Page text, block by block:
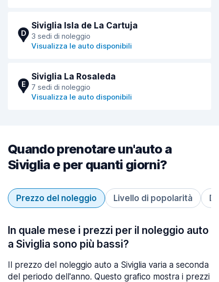
D
Siviglia Isla de La Cartuja
3 sedi di noleggio
Visualizza le auto disponibili
E
Siviglia La Rosaleda
7 sedi di noleggio
Visualizza le auto disponibili
Quando prenotare un'auto a
Siviglia e per quanti giorni?
Prezzo del noleggio Livello di popolarità
In quale mese i prezzi per il noleggio auto
a Siviglia sono più bassi?
Il prezzo del noleggio auto a Siviglia varia a seconda
del periodo dell'anno. Questo grafico mostra i prezzi